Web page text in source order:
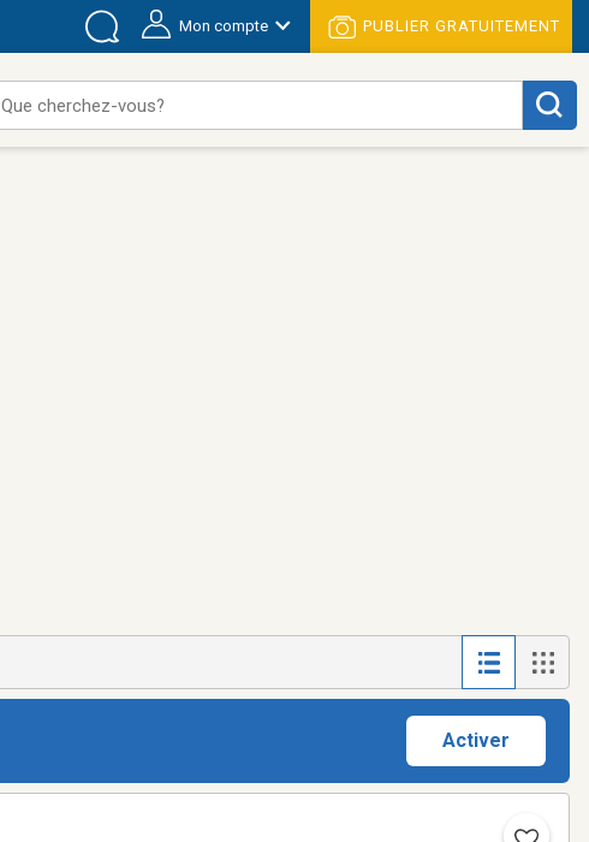
Mon compte PUBLIER GRATUITEMENT
Que cherchez-vous?
Activer